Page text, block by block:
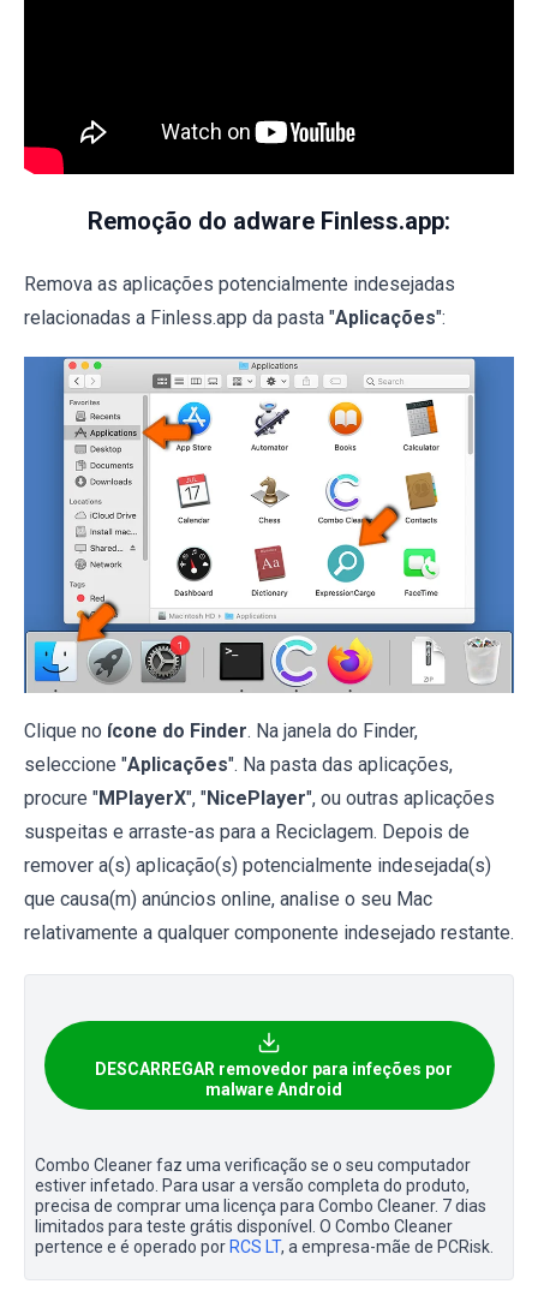
Remoção do adware Finless.app:
Remova as aplicações potencialmente indesejadas
relacionadas a Finless.app da pasta "Aplicações":
Clique no ícone do Finder. Na janela do Finder,
seleccione "Aplicações". Na pasta das aplicações,
procure "MPlayerX", "NicePlayer", ou outras aplicações
suspeitas e arraste-as para a Reciclagem. Depois de
remover a(s) aplicação(s) potencialmente indesejada(s)
que causa(m) anúncios online, analise o seu Mac
relativamente a qualquer componente indesejado restante.
DESCARREGAR removedor para infeções por
malware Android
Combo Cleaner faz uma verificação se o seu computador
estiver infetado. Para usar a versão completa do produto,
precisa de comprar uma licença para Combo Cleaner. 7 dias
limitados para teste grátis disponível. O Combo Cleaner
pertence e é operado por RCS LT, a empresa-mãe de PCRisk.